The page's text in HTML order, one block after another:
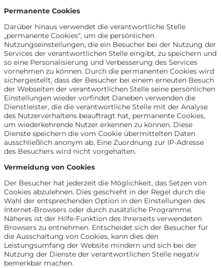
Permanente Cookies
Darüber hinaus verwendet die verantwortliche Stelle
„permanente Cookies“, um die persönlichen
Nutzungseinstellungen, die ein Besucher bei der Nutzung der
Services der verantwortlichen Stelle eingibt, zu speichern und
so eine Personalisierung und Verbesserung des Services
vornehmen zu können. Durch die permanenten Cookies wird
sichergestellt, dass der Besucher bei einem erneuten Besuch
der Webseiten der verantwortlichen Stelle seine persönlichen
Einstellungen wieder vorfindet Daneben verwenden die
Dienstleister, die die verantwortliche Stelle mit der Analyse
des Nutzerverhaltens beauftragt hat, permanente Cookies,
um wiederkehrende Nutzer erkennen zu können. Diese
Dienste speichern die vom Cookie übermittelten Daten
ausschließlich anonym ab. Eine Zuordnung zur IP-Adresse
des Besuchers wird nicht vorgehalten.
Vermeidung von Cookies
Der Besucher hat jederzeit die Möglichkeit, das Setzen von
Cookies abzulehnen. Dies geschieht in der Regel durch die
Wahl der entsprechenden Option in den Einstellungen des
Internet-Browsers oder durch zusätzliche Programme.
Näheres ist der Hilfe-Funktion des Ihrerseits verwendeten
Browsers zu entnehmen. Entscheidet sich der Besucher für
die Ausschaltung von Cookies, kann dies den
Leistungsumfang der Website mindern und sich bei der
Nutzung der Dienste der verantwortlichen Stelle negativ
bemerkbar machen.